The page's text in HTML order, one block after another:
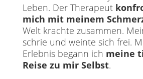
Leben. Der Therapeut
mich mit meinem
Welt krachte zusammen.
schrie und weinte sich frei.
Erlebnis begann ich meine
Reise zu mir Selbst.